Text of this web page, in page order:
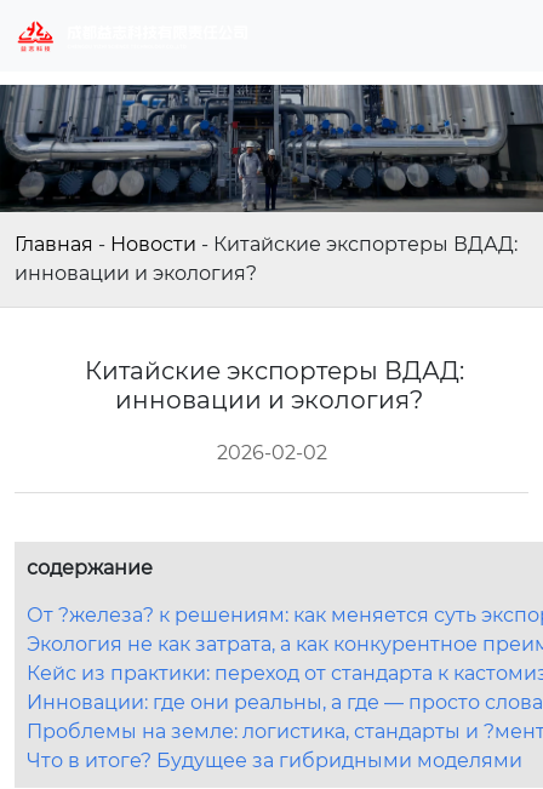
Главная - Новости - Китайские экспортеры ВДАД:
инновации и экология?
Китайские экспортеры ВДАД:
инновации и экология?
2026-02-02
содержание
От ?железа? к решениям: как меняется суть
Экология не как затрата, а как конкурентное
Кейс из практики: переход от стандарта к
Инновации: где они реальны, а где — просто слова
Проблемы на земле: логистика, стандарты и
Что в итоге? Будущее за гибридными моделями